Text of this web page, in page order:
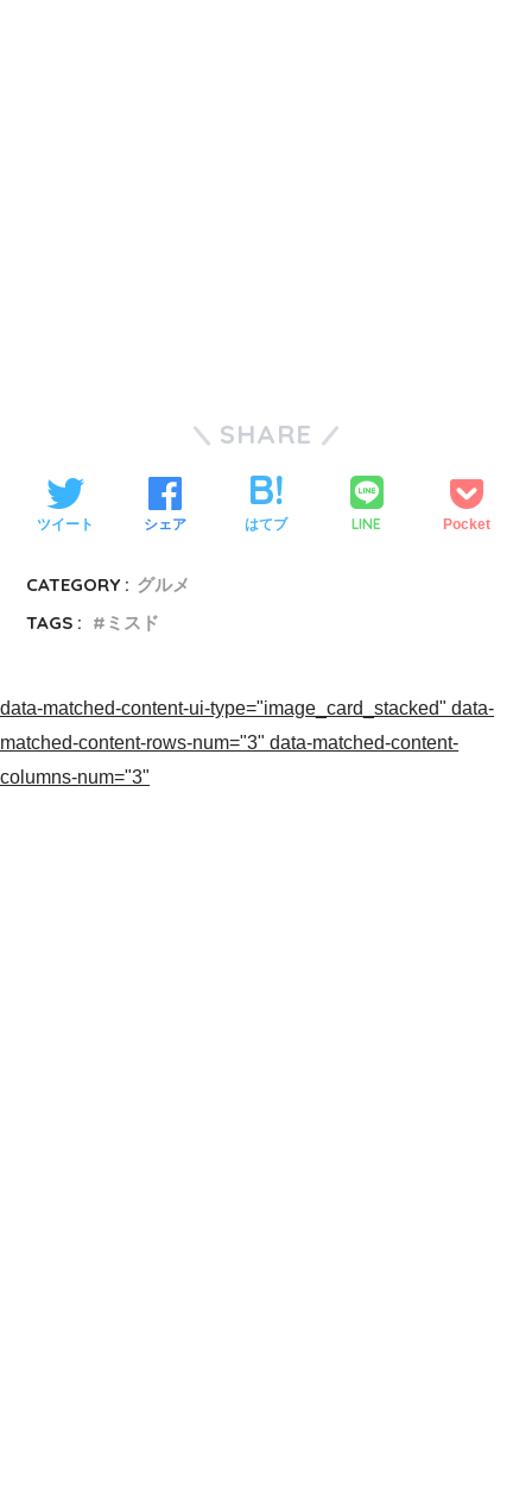
SHARE
ツイート シェア はてブ LINE Pocket
CATEGORY : グルメ
TAGS :
ミスド
data-matched-content-ui-type="image_card_stacked" data-
matched-content-rows-num="3" data-matched-content-
columns-num="3"